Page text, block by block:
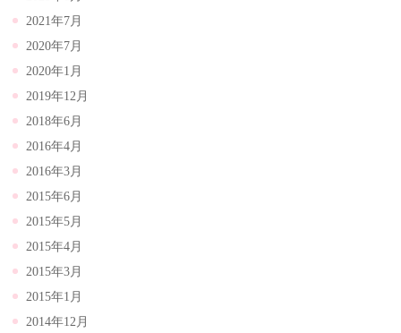
2021年7月
2020年7月
2020年1月
2019年12月
2018年6月
2016年4月
2016年3月
2015年6月
2015年5月
2015年4月
2015年3月
2015年1月
2014年12月